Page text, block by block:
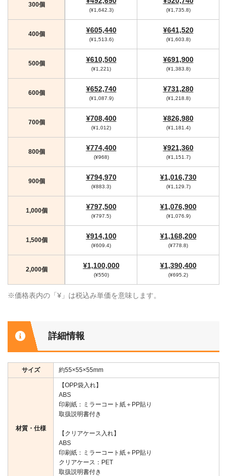
300個
(¥1,642.3) (¥1,735.8)
400個 ¥605,440
(¥1,513.6)
¥641,520
(¥1,603.8)
500個 ¥610,500
(¥1,221)
¥691,900
(¥1,383.8)
600個 ¥652,740
(¥1,087.9)
¥731,280
(¥1,218.8)
700個 ¥708,400
(¥1,012)
¥826,980
(¥1,181.4)
800個 ¥774,400
(¥968)
¥921,360
(¥1,151.7)
900個 ¥794,970
(¥883.3)
¥1,016,730
(¥1,129.7)
1,000個 ¥797,500
(¥797.5)
¥1,076,900
(¥1,076.9)
1,500個 ¥914,100
(¥609.4)
¥1,168,200
(¥778.8)
2,000個 ¥1,100,000
(¥550)
¥1,390,400
(¥695.2)
※価格表内の「¥」は税込み単価を意味します。
詳細情報
サイズ 約55×55×55mm
材質・仕様
【OPP袋入れ】
ABS
印刷紙：ミラーコート紙＋PP貼り
取扱説明書付き
【クリアケース入れ】
ABS
印刷紙：ミラーコート紙＋PP貼り
クリアケース：PET
取扱説明書付き